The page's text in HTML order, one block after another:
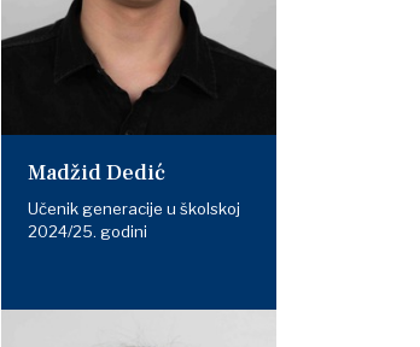
Madžid Dedić
Učenik generacije u školskoj
2024/25. godini